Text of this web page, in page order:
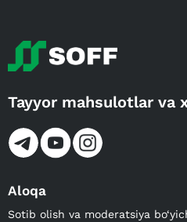
Tayyor mahsulotlar va
Aloqa
Sotib olish va moderatsiya